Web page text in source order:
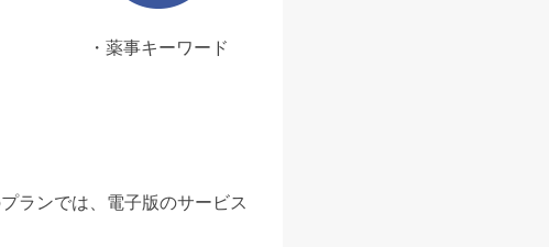
・薬事キーワード
ランでは、電子版のサービス